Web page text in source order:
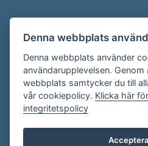
Evenemangskalendern
Destination Gotland på
Har du frågor om
evenemang@visitgotland.se.
Cookies
Villkor
Denna webbplats
Denna webbplats använder
användarupplevelsen. Genom
webbplats samtycker du till
vår cookiepolicy. Klicka här
integritetspolicy